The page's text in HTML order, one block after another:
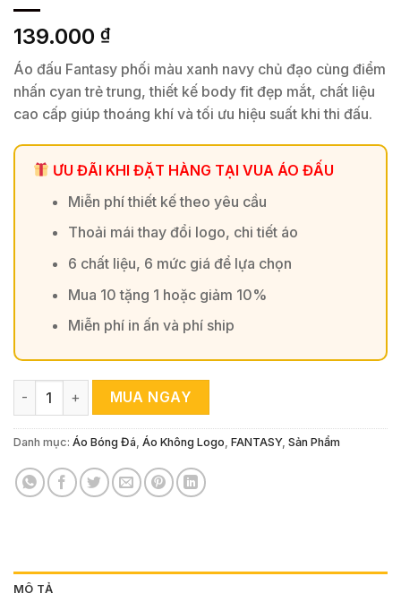
139.000 ₫
Áo đấu Fantasy phối màu xanh navy chủ đạo cùng điểm
nhấn cyan trẻ trung, thiết kế body fit đẹp mắt, chất liệu
cao cấp giúp thoáng khí và tối ưu hiệu suất khi thi đấu.
ƯU ĐÃI KHI ĐẶT HÀNG TẠI VUA ÁO ĐẤU
Miễn phí thiết kế theo yêu cầu
Thoải mái thay đổi logo, chi tiết áo
6 chất liệu, 6 mức giá để lựa chọn
Mua 10 tặng 1 hoặc giảm 10%
Miễn phí in ấn và phí ship
Áo Đấu Fantasy - Xanh Navy Cá Tính & Sành Điệu số lượng
MUA NGAY
Danh mục: Áo Bóng Đá, Áo Không Logo, FANTASY, Sản Phẩm
MÔ TẢ